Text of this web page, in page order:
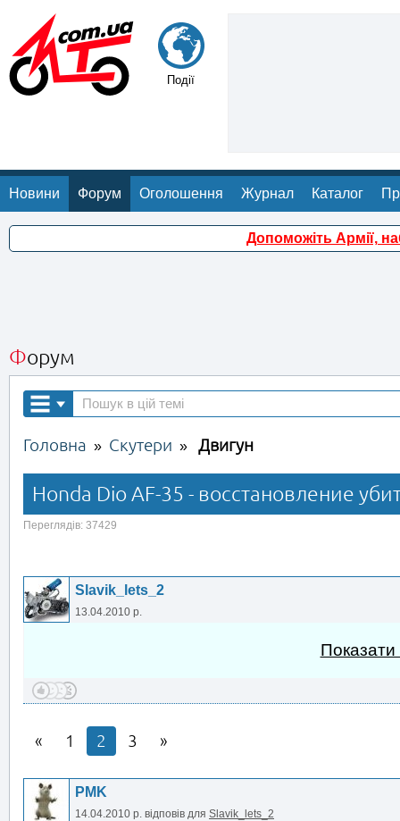
Події
Новини Форум Оголошення Журнал Каталог
Допоможіть Армії,
Форум
Головна » Скутери » Двигун
Honda Dio AF-35 - восстановление
Переглядів: 37429
Slavik_lets_2
13.04.2010 р.
Показати
1 2 3
PMK
14.04.2010 р. відповів для Slavik_lets_2